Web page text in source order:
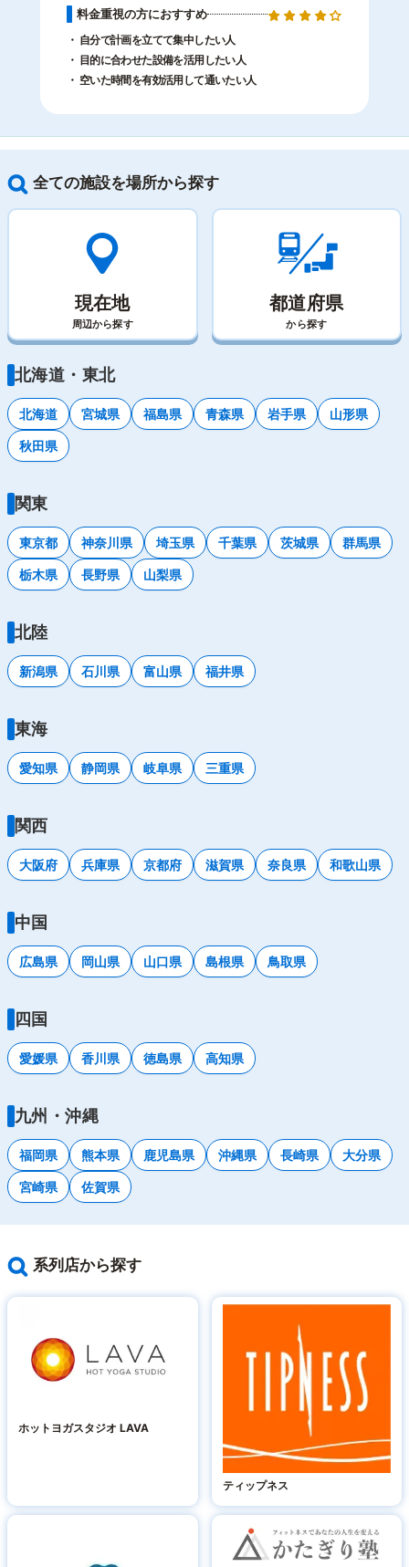
料金重視の方におすすめ
自分で計画を立てて集中したい人
目的に合わせた設備を活用したい人
空いた時間を有効活用して通いたい人
全ての施設を場所から探す
現在地
周辺から探す
都道府県
から探す
北海道・東北
北海道 宮城県 福島県 青森県 岩手県 山形県
秋田県
関東
東京都 神奈川県 埼玉県 千葉県 茨城県 群馬県
栃木県 長野県 山梨県
北陸
新潟県 石川県 富山県 福井県
東海
愛知県 静岡県 岐阜県 三重県
関西
大阪府 兵庫県 京都府 滋賀県 奈良県 和歌山県
中国
広島県 岡山県 山口県 島根県 鳥取県
四国
愛媛県 香川県 徳島県 高知県
九州・沖縄
福岡県 熊本県 鹿児島県 沖縄県 長崎県 大分県
宮崎県 佐賀県
系列店から探す
ホットヨガスタジオ LAVA
ティップネス